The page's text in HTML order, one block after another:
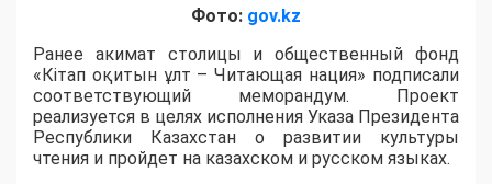
Фото: gov.kz
Ранее акимат столицы и общественный фонд
«Кітап оқитын ұлт – Читающая нация» подписали
соответствующий меморандум. Проект
реализуется в целях исполнения Указа Президента
Республики Казахстан о развитии культуры
чтения и пройдет на казахском и русском языках.